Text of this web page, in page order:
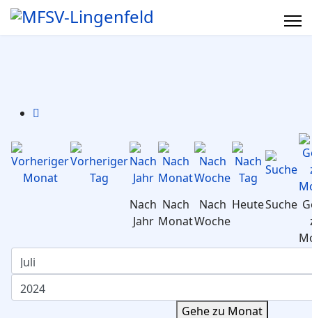
Nach
Jahr
Nach
Monat
Nach
Woche
HeuteSuche
Gehe zu Monat